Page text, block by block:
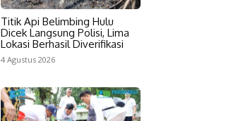
Titik Api Belimbing Hulu
Dicek Langsung Polisi, Lima
Lokasi Berhasil Diverifikasi
4 Agustus 2026